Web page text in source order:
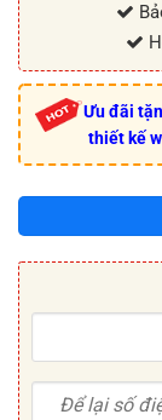
Ưu đãi
thiết kế